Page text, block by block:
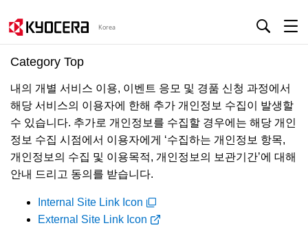
Korea
Category Top
내의 개별 서비스 이용, 이벤트 응모 및 경품 신청 과정에서
해당 서비스의 이용자에 한해 추가 개인정보 수집이 발생할
수 있습니다. 추가로 개인정보를 수집할 경우에는 해당 개인
정보 수집 시점에서 이용자에게 ‘수집하는 개인정보 항목,
개인정보의 수집 및 이용목적, 개인정보의 보관기간’에 대해
안내 드리고 동의를 받습니다.
Internal Site Link Icon
External Site Link Icon